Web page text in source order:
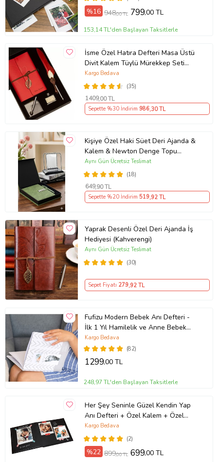
%16 948,00 TL 799,00 TL
153,14 TL'den Başlayan Taksitlerle
İsme Özel Hatıra Defteri Masa Üstü
Divit Kalem Tüylü Mürekkep Seti
Kırmızı
(35)
Kargo Bedava
1409,00 TL
Sepette %30 İndirim 986,30 TL
Kişiye Özel Haki Süet Deri Ajanda &
Kalem & Newton Denge Topu
Premium Hediye Seti
(18)
Aynı Gün Ücretsiz Teslimat
649,90 TL
Sepette %20 İndirim 519,92 TL
Yaprak Desenli Özel Deri Ajanda İş
Hediyesi (Kahverengi)
(30)
Aynı Gün Ücretsiz Teslimat
Sepet Fiyatı 279,92 TL
Fufizu Modern Bebek Anı Defteri -
İlk 1 Yıl Hamilelik ve Anne Bebek
Günlüğü - Ajandası + Mürekkepsiz
Güvenli Baskı Kiti (Beyaz-Gri)
(82)
Kargo Bedava
1299,00 TL
248,97 TL'den Başlayan Taksitlerle
Her Şey Seninle Güzel Kendin Yap
Anı Defteri + Özel Kalem + Özel
Sticker + 20 Adet Fotoğraf Sevgililer
Günü Hediyesi , Arkadaşa Hediye,
Sevgiliye Hediye, Doğum Günü
Hediyesi (Siyah)
(2)
Kargo Bedava
%22 899,00 TL 699,00 TL